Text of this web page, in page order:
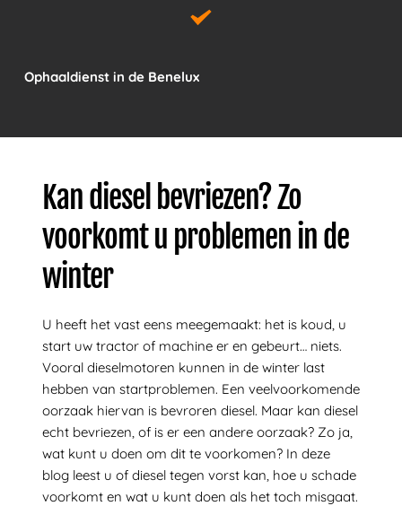
Ophaaldienst in de Benelux
Kan diesel bevriezen? Zo
voorkomt u problemen in de
winter
U heeft het vast eens meegemaakt: het is koud, u
start uw tractor of machine er en gebeurt… niets.
Vooral dieselmotoren kunnen in de winter last
hebben van startproblemen. Een veelvoorkomende
oorzaak hiervan is bevroren diesel. Maar kan diesel
echt bevriezen, of is er een andere oorzaak? Zo ja,
wat kunt u doen om dit te voorkomen? In deze
blog leest u of diesel tegen vorst kan, hoe u schade
voorkomt en wat u kunt doen als het toch misgaat.